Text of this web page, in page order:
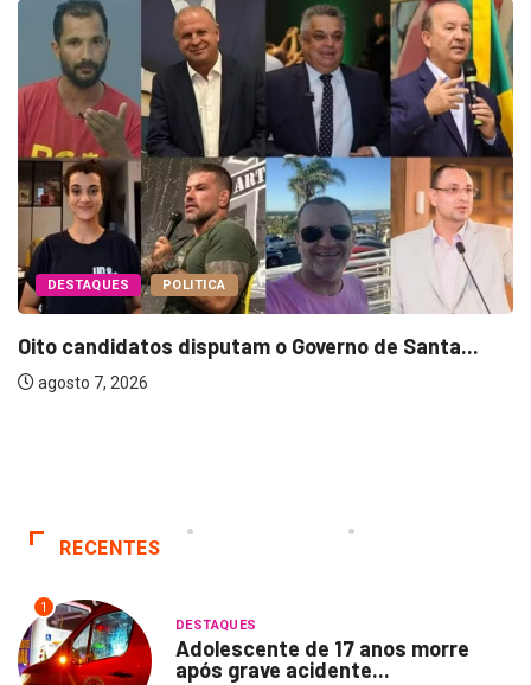
DESTAQUES POLITICA
Oito candidatos disputam o Governo de Santa...
agosto 7, 2026
RECENTES
1
DESTAQUES
Adolescente de 17 anos morre
após grave acidente...